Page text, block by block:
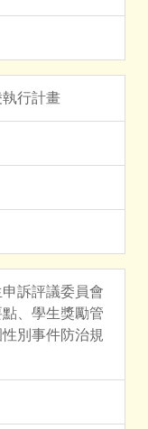
行計畫
訴評議委員會
、學生獎勵管
別事件防治規